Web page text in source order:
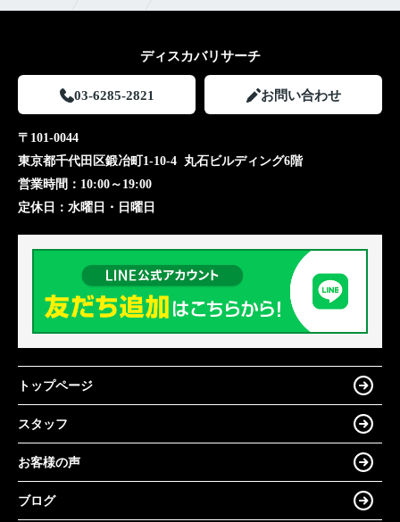
ディスカバリサーチ
03-6285-2821 お問い合わせ
〒101-0044
東京都千代田区鍛冶町1-10-4 丸石ビルディング6階
営業時間： 10:00～19:00
定休日： 水曜日・日曜日
トップページ
スタッフ
お客様の声
ブログ